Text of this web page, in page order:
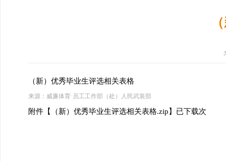
（新）优秀毕业生评选相关表格
来源： 威廉体育·员工工作部（处）人民武装部
附件【 （新）优秀毕业生评选相关表格.zip 】已下载次